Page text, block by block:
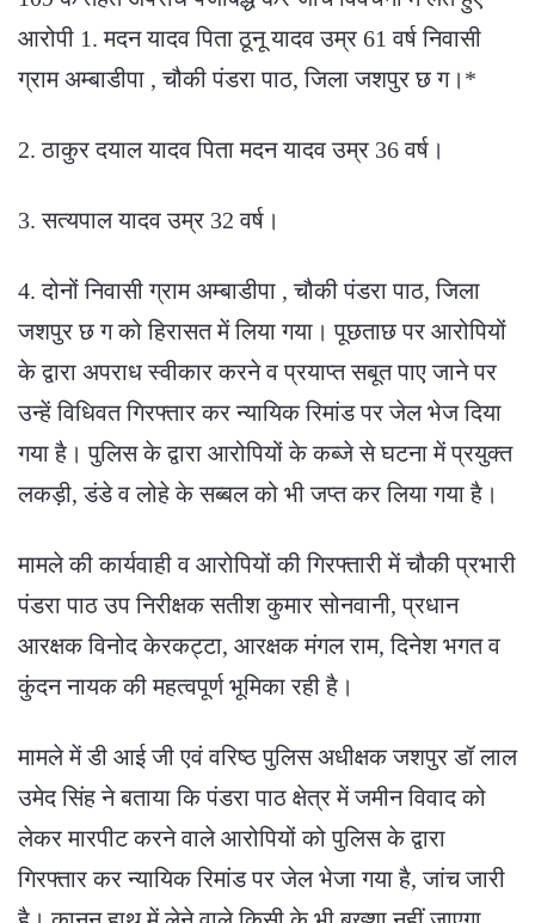
आरोपी 1. मदन यादव पिता ठूनू यादव उम्र 61 वर्ष निवासी
ग्राम अम्बाडीपा , चौकी पंडरा पाठ, जिला जशपुर छ ग।*
2. ठाकुर दयाल यादव पिता मदन यादव उम्र 36 वर्ष।
3. सत्यपाल यादव उम्र 32 वर्ष।
4. दोनों निवासी ग्राम अम्बाडीपा , चौकी पंडरा पाठ, जिला
जशपुर छ ग को हिरासत में लिया गया। पूछताछ पर आरोपियों
के द्वारा अपराध स्वीकार करने व प्रयाप्त सबूत पाए जाने पर
उन्हें विधिवत गिरफ्तार कर न्यायिक रिमांड पर जेल भेज दिया
गया है। पुलिस के द्वारा आरोपियों के कब्जे से घटना में प्रयुक्त
लकड़ी, डंडे व लोहे के सब्बल को भी जप्त कर लिया गया है।
मामले की कार्यवाही व आरोपियों की गिरफ्तारी में चौकी प्रभारी
पंडरा पाठ उप निरीक्षक सतीश कुमार सोनवानी, प्रधान
आरक्षक विनोद केरकट्टा, आरक्षक मंगल राम, दिनेश भगत व
कुंदन नायक की महत्वपूर्ण भूमिका रही है।
मामले में डी आई जी एवं वरिष्ठ पुलिस अधीक्षक जशपुर डॉ लाल
उमेद सिंह ने बताया कि पंडरा पाठ क्षेत्र में जमीन विवाद को
लेकर मारपीट करने वाले आरोपियों को पुलिस के द्वारा
गिरफ्तार कर न्यायिक रिमांड पर जेल भेजा गया है, जांच जारी